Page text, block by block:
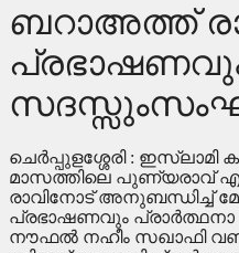
ബറാഅത്ത്
ചെർപ്പുളശ്ശേരി :
മാസത്തിലെ പുണ്യരാവ്
രാവിനോട് അനുബന്ധിച്ച്
പ്രഭാഷണവും പ്രാർത്ഥനാ
നൗഫൽ നഹീം സഖാഫി